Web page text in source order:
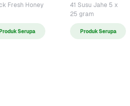
Fresh Honey
Serupa
41 Susu Jahe 5 x
25 gram
Produk Serupa